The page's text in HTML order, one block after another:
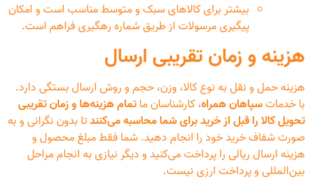
بیشتر برای کالاهای سبک و متوسط مناسب است و امکان
پیگیری مرسولات از طریق شماره رهگیری فراهم است.
هزینه و زمان تقریبی ارسال
هزینه حمل و نقل به نوع کالا، وزن، حجم و روش ارسال بستگی دارد.
با خدماتسپاهان همراه، کارشناسان ماتمام هزینه‌ها و زمان تقریبی
تحویل کالا را قبل از خرید برای شما محاسبه می‌کنندتا بدون نگرانی و به
صورت شفاف خرید خود را انجام دهید. شما فقط مبلغ محصول و
هزینه ارسال ریالی را پرداخت می‌کنید و دیگر نیازی به انجام مراحل
بین‌المللی و پرداخت ارزی نیست.